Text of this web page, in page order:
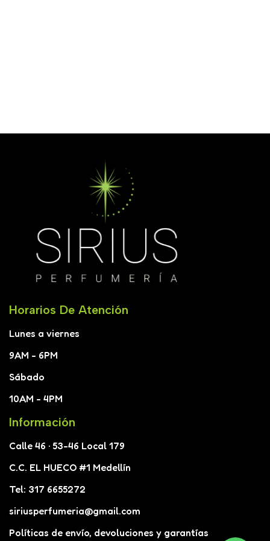
Horarios De Atención
Lunes a viernes
9AM - 6PM
Sábado
10AM - 4PM
Información
Calle 46 · 53-46 Local 179
C.C. EL HUECO #1 Medellín
Tel: 317 6655272
siriusperfumeria@gmail.com
Políticas de envío, devoluciones y garantías